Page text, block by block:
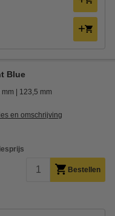
Blue
mm 123,5 mm
en omschrijving
Bestellen